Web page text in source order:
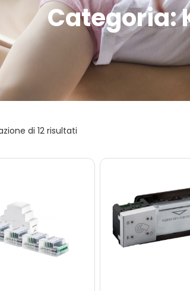
Categoria:
di 12 risultati